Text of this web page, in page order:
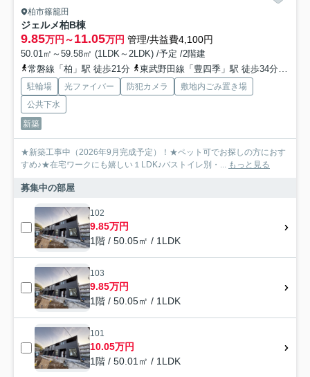
柏市篠籠田
ジェルメ柏B棟
9.85万円～11.05万円 管理/共益費4,100円
50.01㎡～59.58㎡ (1LDK～2LDK) /予定 /2階建
常磐線「柏」駅 徒歩21分
東武野田線「豊四季」駅 徒歩34分
駐輪場 光ファイバー 防犯カメラ
敷地内ごみ置き場
公共下水
新築
★新築工事中（2026年9月完成予定）！★ペット可でお探しの方におす
すめ♪★在宅ワークにも嬉しい１LDK♪バストイレ別・... もっと見る
募集中の部屋
102
9.85万円
1階 / 50.05㎡ / 1LDK
103
9.85万円
1階 / 50.05㎡ / 1LDK
101
10.05万円
1階 / 50.01㎡ / 1LDK